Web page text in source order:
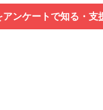
ンケートで知る・支